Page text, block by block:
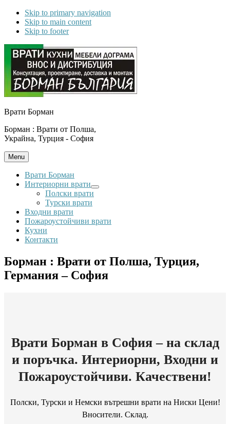
Skip to primary navigation
Skip to main content
Skip to footer
Врати Борман
Борман : Врати от Полша,
Украйна, Турция - София
Menu
Врати Борман
Интериорни врати
Submenu
Полски врати
Турски врати
Входни врати
Пожароустойчиви врати
Кухни
Контакти
Борман : Врати от Полша, Турция,
Германия – София
Врати Борман в София – на склад
и поръчка. Интериорни, Входни и
Пожароустойчиви. Качествени!
Полски, Турски и Немски вътрешни врати на Ниски Цени!
Вносители. Склад.